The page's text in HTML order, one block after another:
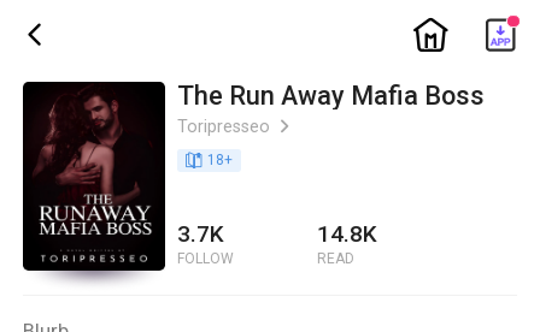
ic_back ic_home
The Run Away Mafia Boss
Toripresseo ic_arrow_right
book_age 18+
3.7K
FOLLOW
14.8K
READ